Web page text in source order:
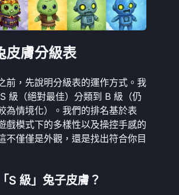
皮膚分級表
前，先說明分級表的運作方式。我
級（絕對最佳）分類到 B 級（仍
為情境化）。我們的排名基於表
戲模式下的多樣性以及操控手感的
不僅僅是外觀，還是找出符合你目
S 級」兔子皮膚？